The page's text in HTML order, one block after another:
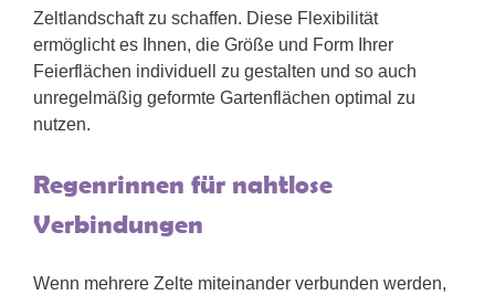
Zeltlandschaft zu schaffen. Diese Flexibilität
ermöglicht es Ihnen, die Größe und Form Ihrer
Feierflächen individuell zu gestalten und so auch
unregelmäßig geformte Gartenflächen optimal zu
nutzen.
Regenrinnen für nahtlose
Verbindungen
Wenn mehrere Zelte miteinander verbunden werden,